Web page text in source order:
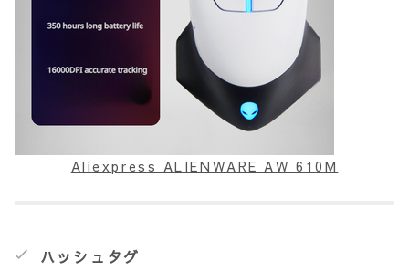
Aliexpress ALIENWARE AW 610M
ハッシュタグ